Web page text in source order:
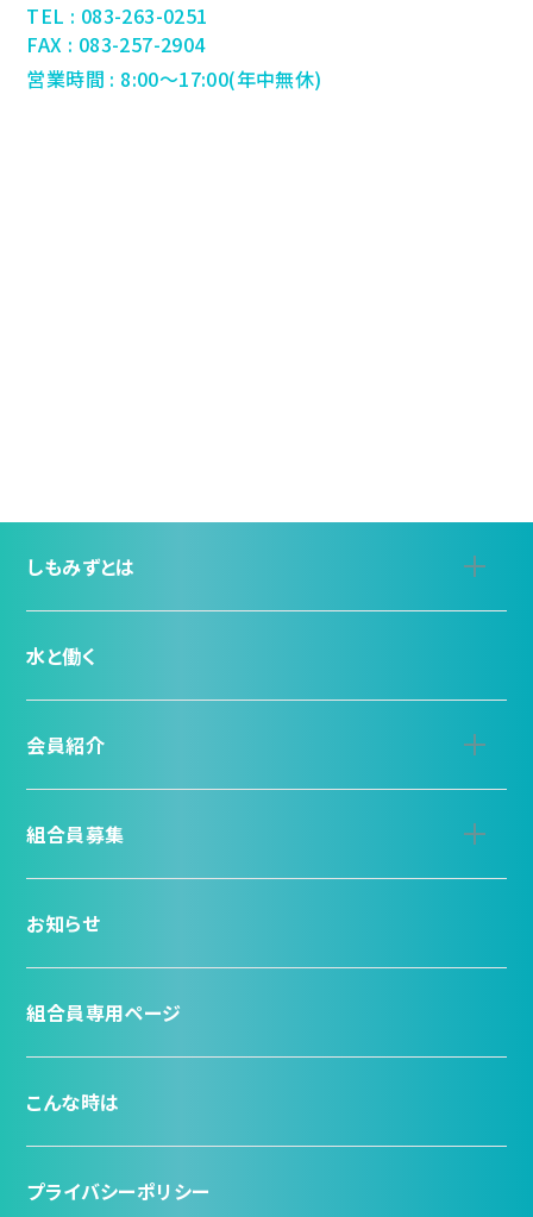
TEL : 083-263-0251
FAX : 083-257-2904
営業時間 : 8:00～17:00(年中無休)
しもみずとは
水と働く
会員紹介
組合員募集
お知らせ
組合員専用ページ
こんな時は
プライバシーポリシー